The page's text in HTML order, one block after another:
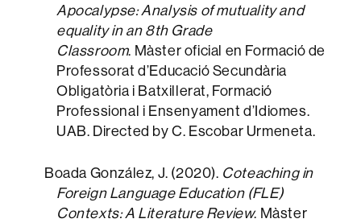
Apocalypse: Analysis of mutuality and
equality in an 8th Grade
Classroom. Màster oficial en Formació de
Professorat d’Educació Secundària
Obligatòria i Batxillerat, Formació
Professional i Ensenyament d’Idiomes.
UAB. Directed by C. Escobar Urmeneta.
Boada González, J. (2020). Coteaching in
Foreign Language Education (FLE)
Contexts: A Literature Review. Màster